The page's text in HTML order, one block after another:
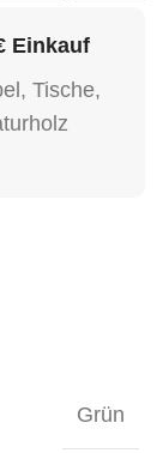
Einkauf
Tische,
Grün